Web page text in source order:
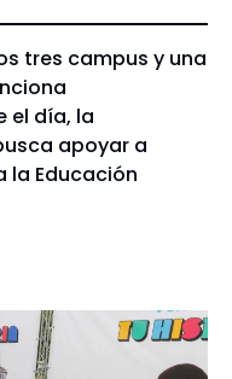
tres campus y una
el día, la
apoyar a
la Educación